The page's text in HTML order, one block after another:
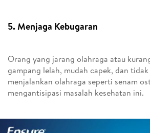
5. Menjaga Kebugaran
Orang yang jarang olahraga atau
gampang lelah, mudah capek, dan
menjalankan olahraga seperti senam
mengantisipasi masalah kesehatan ini.